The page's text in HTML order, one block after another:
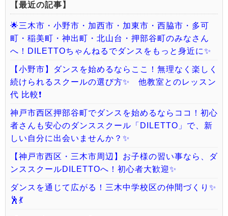
【最近の記事】
🌟三木市・小野市・加西市・加東市・西脇市・多可
町・稲美町・神出町・北山台・押部谷町のみなさん
へ！DILETTOちゃんねるでダンスをもっと身近に✨
【小野市】ダンスを始めるならここ！無理なく楽しく
続けられるスクールの選び方✨ 他教室とのレッスン
代 比較❗️
神戸市西区押部谷町でダンスを始めるならココ！初心
者さんも安心のダンススクール「DILETTO」で、新
しい自分に出会いませんか？✨
【神戸市西区・三木市周辺】お子様の習い事なら、ダ
ンススクールDILETTOへ！初心者大歓迎✨
ダンスを通じて広がる！三木中学校区の仲間づくり✨
🕺💃